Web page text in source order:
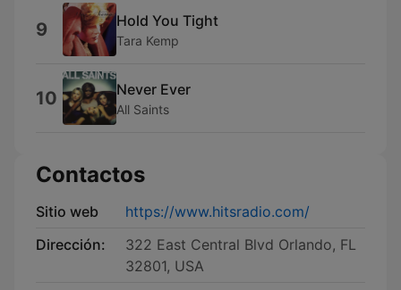
9 Hold You Tight
Tara Kemp
10 Never Ever
All Saints
Contactos
Sitio web
https://www.hitsradio.com/
Dirección:
322 East Central Blvd Orlando, FL
32801, USA